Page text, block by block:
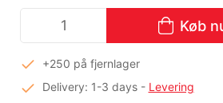
Køb
+250 på fjernlager
Delivery: 1-3 days- Levering